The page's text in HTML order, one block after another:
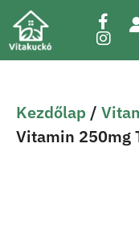
Kezdőlap /
Vitamin 250mg